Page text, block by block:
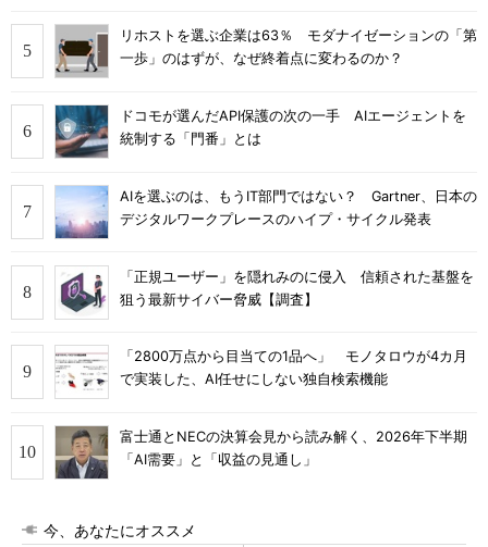
リホストを選ぶ企業は63％ モダナイゼーションの「第
一歩」のはずが、なぜ終着点に変わるのか？
ドコモが選んだAPI保護の次の一手 AIエージェントを
統制する「門番」とは
AIを選ぶのは、もうIT部門ではない？ Gartner、日本の
デジタルワークプレースのハイプ・サイクル発表
「正規ユーザー」を隠れみのに侵入 信頼された基盤を
狙う最新サイバー脅威【調査】
「2800万点から目当ての1品へ」 モノタロウが4カ月
で実装した、AI任せにしない独自検索機能
富士通とNECの決算会見から読み解く、2026年下半期
「AI需要」と「収益の見通し」
今、あなたにオススメ